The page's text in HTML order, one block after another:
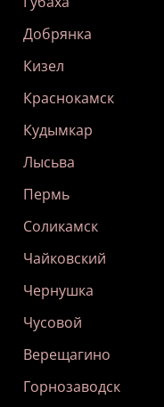
Добрянка
Кизел
Краснокамск
Кудымкар
Лысьва
Пермь
Соликамск
Чайковский
Чернушка
Чусовой
Верещагино
Горнозаводск